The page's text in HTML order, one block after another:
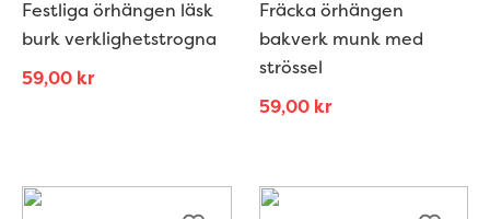
Festliga örhängen läsk
burk verklighetstrogna
59,00 kr
Fräcka örhängen
bakverk munk med
strössel
59,00 kr